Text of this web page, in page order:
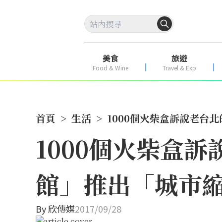
美食
Food & Wine
旅遊
Travel & Exp
首頁 > 生活 > 1000個火柴盒訴說老台
1000個火柴盒訴
館」推出「城市
By欣傳媒2017/09/28